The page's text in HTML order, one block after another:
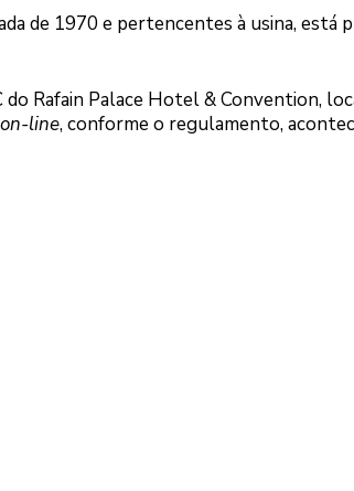
de 1970 e pertencentes à usina, está
Rafain Palace Hotel & Convention,
on-line, conforme o regulamento,